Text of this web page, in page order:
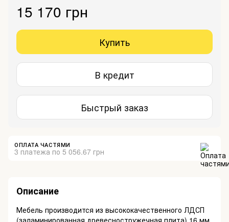
15 170 грн
Купить
В кредит
Быстрый заказ
ОПЛАТА ЧАСТЯМИ
3 платежа по 5 056.67 грн
Описание
Мебель производится из высококачественного ЛДСП